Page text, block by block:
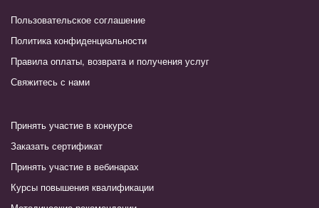
Пользовательское соглашение
Политика конфиденциальности
Правила оплаты, возврата и получения услуг
Свяжитесь с нами
Принять участие в конкурсе
Заказать сертификат
Принять участие в вебинарах
Курсы повышения квалификации